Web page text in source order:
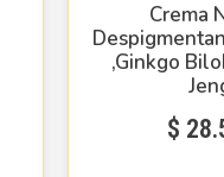
Crema
,Ginkgo
$